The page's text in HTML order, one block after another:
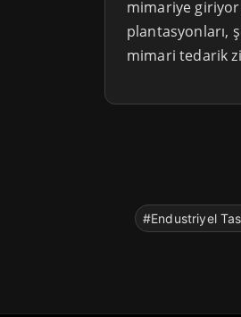
mimariye
plantasyonları,
mimari tedarik
#Endustriyel